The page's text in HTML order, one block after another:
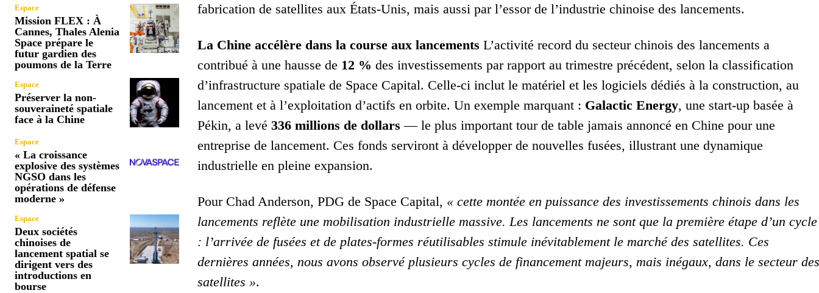
Espace
Mission FLEX : À
Cannes, Thales Alenia
Space prépare le
futur gardien des
poumons de la Terre
Espace
Préserver la non-
souveraineté spatiale
face à la Chine
Espace
« La croissance
explosive des systèmes
NGSO dans les
opérations de défense
moderne »
Espace
Deux sociétés
chinoises de
lancement spatial se
dirigent vers des
introductions en
bourse
fabrication de satellites aux États-Unis, mais aussi par l’essor de l’industrie chinoise des lancements.
La Chine accélère dans la course aux lancements L’activité record du secteur chinois des lancements a
contribué à une hausse de 12 % des investissements par rapport au trimestre précédent, selon la classification
d’infrastructure spatiale de Space Capital. Celle-ci inclut le matériel et les logiciels dédiés à la construction, au
lancement et à l’exploitation d’actifs en orbite. Un exemple marquant : Galactic Energy, une start-up basée à
Pékin, a levé 336 millions de dollars — le plus important tour de table jamais annoncé en Chine pour une
entreprise de lancement. Ces fonds serviront à développer de nouvelles fusées, illustrant une dynamique
industrielle en pleine expansion.
Pour Chad Anderson, PDG de Space Capital, « cette montée en puissance des investissements chinois dans les
lancements reflète une mobilisation industrielle massive. Les lancements ne sont que la première étape d’un cycle
: l’arrivée de fusées et de plates-formes réutilisables stimule inévitablement le marché des satellites. Ces
dernières années, nous avons observé plusieurs cycles de financement majeurs, mais inégaux, dans le secteur des
satellites ».